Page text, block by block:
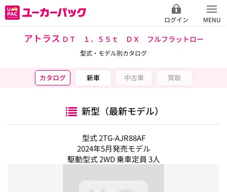
ログイン MENU
アトラス ＤＴ １．５５ｔ ＤＸ フルフラットロー
型式・モデル別カタログ
カタログ 新車 中古車 買取
新型（最新モデル）
型式 2TG-AJR88AF
2024年5月発売モデル
駆動型式 2WD 乗車定員 3人